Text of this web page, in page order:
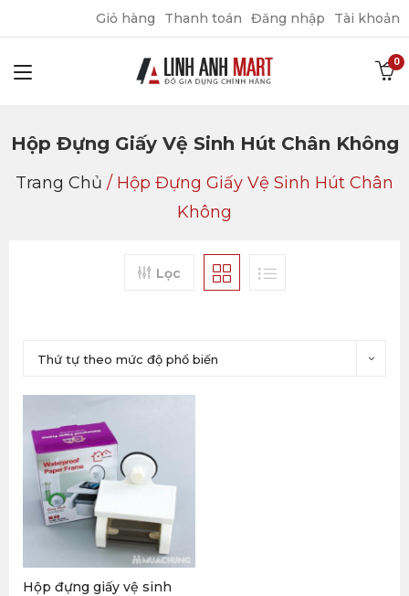
Giỏ hàng Thanh toán Đăng nhập Tài khoản
Hộp Đựng Giấy Vệ Sinh Hút Chân Không
Trang Chủ / Hộp Đựng Giấy Vệ Sinh Hút Chân
Không
Lọc
Thứ tự theo mức độ phổ biến
Hộp đựng giấy vệ sinh